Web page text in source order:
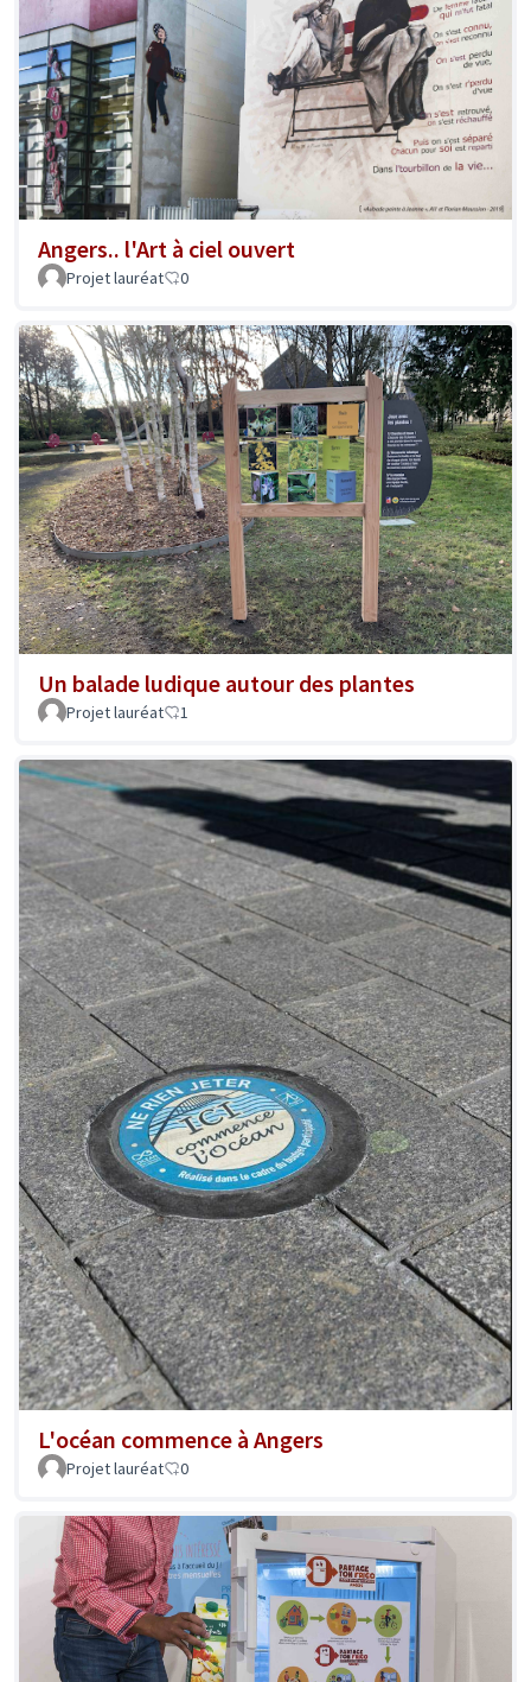
Angers.. l'Art à ciel ouvert
Projet lauréat 0
Un balade ludique autour des plantes
Projet lauréat 1
L'océan commence à Angers
Projet lauréat 0